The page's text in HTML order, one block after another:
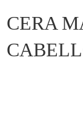
CERA